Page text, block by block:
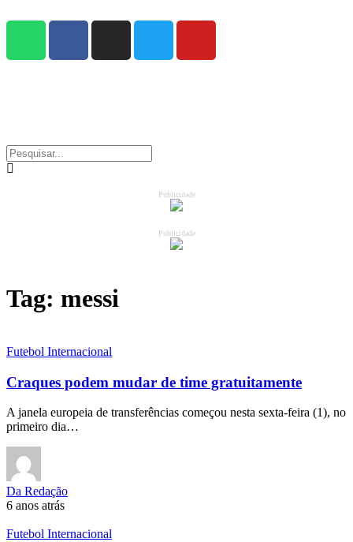
Publicidade
Publicidade
Tag: messi
Futebol Internacional
Craques podem mudar de time gratuitamente
A janela europeia de transferências começou nesta sexta-feira (1), no
primeiro dia…
Da Redação
6 anos atrás
Futebol Internacional